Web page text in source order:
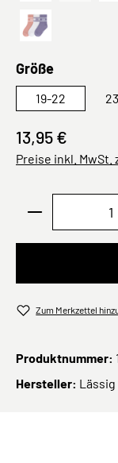
Rosa Lila
Größeauswählen
19-22
13,95 €
Preise inkl. MwSt.
Produkt
Zum Merkzettel
Produktnummer:
Hersteller: Lässig